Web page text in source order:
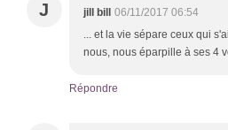
J jill bill
06/11/2017 06:54
... et la vie sépare ceux qui
nous, nous éparpille à ses 4
Répondre